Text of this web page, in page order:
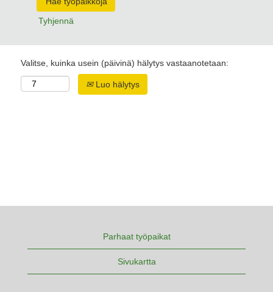
Tyhjennä
Valitse, kuinka usein (päivinä) hälytys vastaanotetaan:
Luo hälytys
Parhaat työpaikat
Sivukartta